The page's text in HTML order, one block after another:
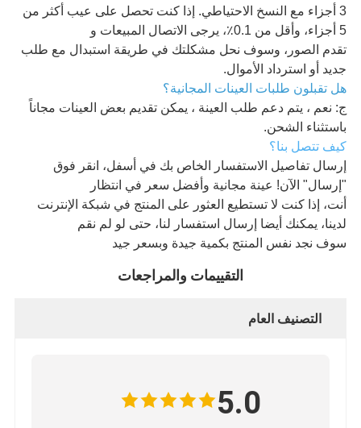
3 أجزاء مع النسخ الاحتياطي. إذا كنت تحصل على عيب أكثر من
5 أجزاء، وأقل من 0.1٪، يرجى الاتصال المبيعات و
تقدم الصور، وسوف نحل مشكلتك في طريقة استبدال مع طلب
جديد أو استرداد الأموال.
هل تقبلون طلبات العينات المجانية؟
ج: نعم ، يتم دعم طلب العينة ، يمكن تقديم بعض العينات مجاناً
باستثناء الشحن.
كيف تتصل بنا؟
إرسال تفاصيل الاستفسار الخاص بك في أسفل، انقر فوق
"إرسال" الآن! عينة مجانية وأفضل سعر في انتظار
أنت، إذا كنت لا تستطيع العثور على المنتج في شبكة الإنترنت
لدينا، يمكنك أيضا إرسال استفسار لنا، حتى لو لم نقم
سوف نجد نفس المنتج بكمية جيدة وبسعر جيد
التقييمات والمراجعات
التصنيف العام
5.0